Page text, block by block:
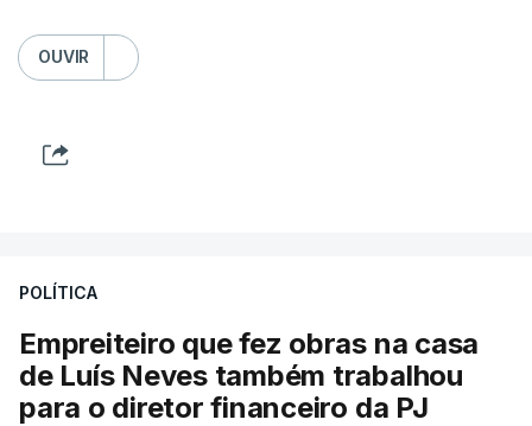
OUVIR
POLÍTICA
Empreiteiro que fez obras na casa
de Luís Neves também trabalhou
para o diretor financeiro da PJ